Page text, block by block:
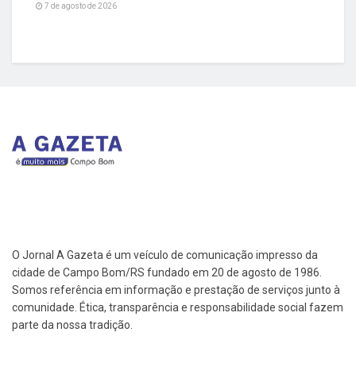
7 de agosto de 2026
O Jornal A Gazeta é um veículo de comunicação impresso da
cidade de Campo Bom/RS fundado em 20 de agosto de 1986.
Somos referência em informação e prestação de serviços junto à
comunidade. Ética, transparência e responsabilidade social fazem
parte da nossa tradição.